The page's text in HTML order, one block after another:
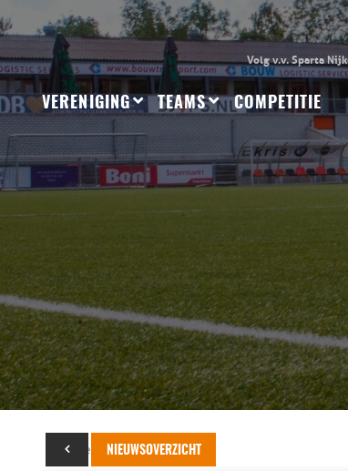
VERENIGING TEAMS COMPETITIE
NIEUWSOVERZICHT
19 november 2014